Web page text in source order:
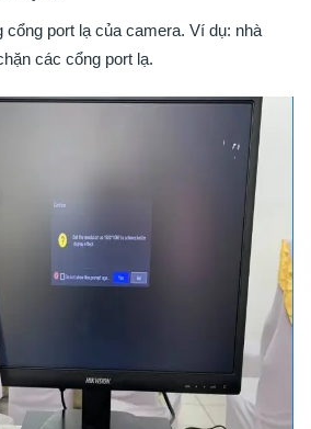
cổng port lạ của camera. Ví dụ: nhà
các cổng port lạ.